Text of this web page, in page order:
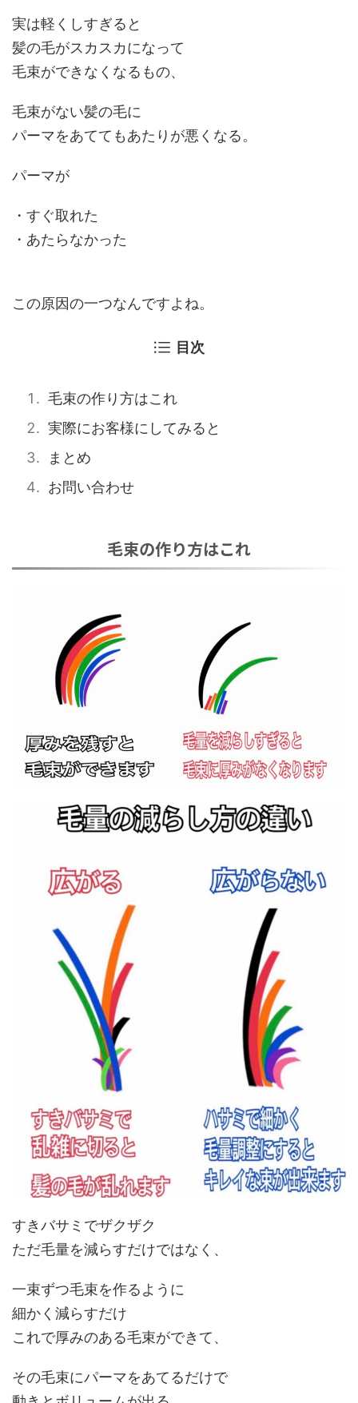
実は軽くしすぎると
髪の毛がスカスカになって
毛束ができなくなる もの、
毛束がない髪の毛に
パーマをあててもあたりが悪くなる。
パーマが
・ すぐ取れた
・ あたらなかった
この原因の一つなんですよね。
目次
毛束の作り方はこれ
実際にお客様にしてみると
まとめ
お問い合わせ
毛束の作り方はこれ
すきバサミでザクザク
ただ毛量を減らすだけではなく、
一束ずつ毛束を作るように
細かく減らすだけ
これで厚みのある毛束ができて、
その毛束にパーマをあてるだけで